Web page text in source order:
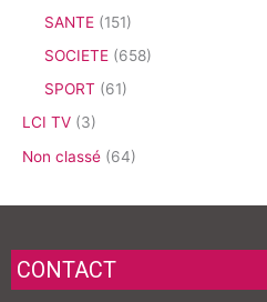
SANTE (151)
SOCIETE (658)
SPORT (61)
LCI TV (3)
Non classé (64)
CONTACT